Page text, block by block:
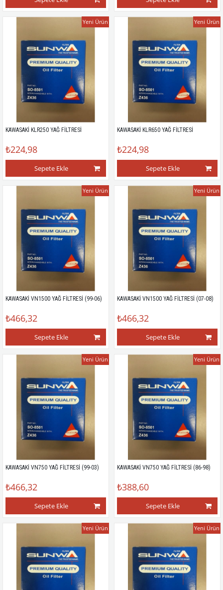
KAWASAKİ KLR250 YAĞ FİLTRESİ
₺224,98
Sepete Ekle
Yeni Ürün
KAWASAKİ KLR650 YAĞ FİLTRESİ
₺224,98
Sepete Ekle
Yeni Ürün
KAWASAKİ VN1500 YAĞ FİLTRESİ (99-06)
₺466,32
Sepete Ekle
Yeni Ürün
KAWASAKİ VN1500 YAĞ FİLTRESİ (07-08)
₺466,32
Sepete Ekle
Yeni Ürün
KAWASAKİ VN750 YAĞ FİLTRESİ (99-03)
₺466,32
Sepete Ekle
Yeni Ürün
KAWASAKİ VN750 YAĞ FİLTRESİ (86-98)
₺388,60
Sepete Ekle
Yeni Ürün
Yeni Ürün Yeni Ürün